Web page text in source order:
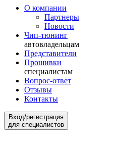
О компании
Партнеры
Новости
Чип-тюнинг
автовладельцам
Представители
Прошивки
специалистам
Вопрос-ответ
Отзывы
Контакты
Вход/регистрация
для специалистов